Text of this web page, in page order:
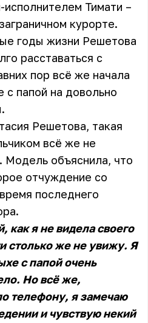
Тимати –
курорте.
годы жизни Решетова
расставаться с
пор всё же начала
с папой на довольно
Решетова, такая
всё же не
Модель объяснила, что
отчуждение со
последнего
как я не видела своего
столько же не увижу. Я
с папой очень
Но всё же,
телефону, я замечаю
и чувствую некий